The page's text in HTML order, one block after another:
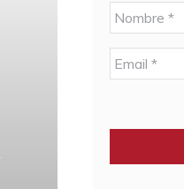
N
o
m
b
r
E
m
l